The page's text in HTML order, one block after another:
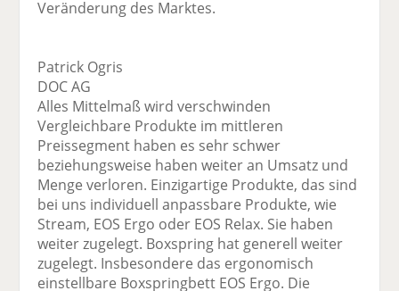
Veränderung des Marktes.
Patrick Ogris
DOC AG
Alles Mittelmaß wird verschwinden
Vergleichbare Produkte im mittleren
Preissegment haben es sehr schwer
beziehungsweise haben weiter an Umsatz und
Menge verloren. Einzigartige Produkte, das sind
bei uns individuell anpassbare Produkte, wie
Stream, EOS Ergo oder EOS Relax. Sie haben
weiter zugelegt. Boxspring hat generell weiter
zugelegt. Insbesondere das ergonomisch
einstellbare Boxspringbett EOS Ergo. Die